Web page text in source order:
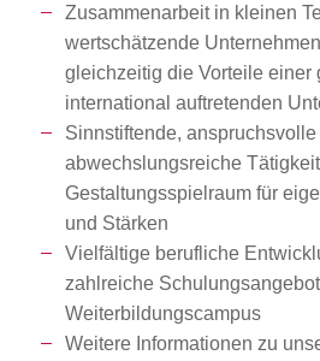
Zusammenarbeit in kleinen
wertschätzende
gleichzeitig die Vorteile einer
international auftretenden
Sinnstiftende, anspruchsvolle
abwechslungsreiche
Gestaltungsspielraum für
und Stärken
Vielfältige berufliche
zahlreiche
Weiterbildungscampus
Weitere Informationen zu